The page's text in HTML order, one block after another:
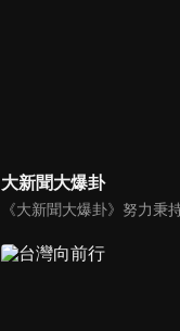
大新聞大爆卦